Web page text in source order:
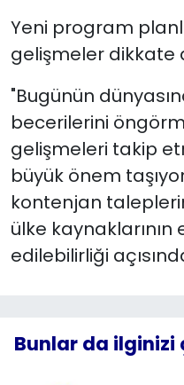
Yeni program
gelişmeler dikkate
"Bugünün
becerilerini
gelişmeleri takip
büyük önem
kontenjan
ülke kaynaklarının
edilebilirliği
Bunlar da ilginizi